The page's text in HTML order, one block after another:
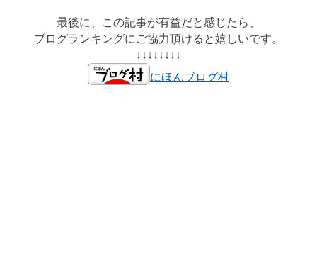
最後に、この記事が有益だと感じたら、
ブログランキングにご協力頂けると嬉しいです。
↓↓↓↓↓↓↓↓
にほんブログ村